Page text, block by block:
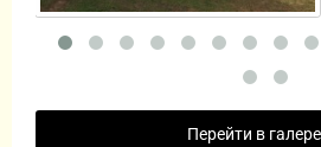
Перейти в